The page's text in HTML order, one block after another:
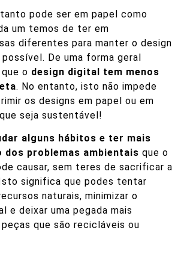
pode ser em papel como
um temos de ter em
diferentes para manter o design
De uma forma geral
o design digital tem menos
. No entanto, isto não impede
os designs em papel ou em
seja sustentável!
alguns hábitos e ter mais
dos problemas ambientais que o
causar, sem teres de sacrificar a
significa que podes tentar
naturais, minimizar o
e deixar uma pegada mais
que são recicláveis ou